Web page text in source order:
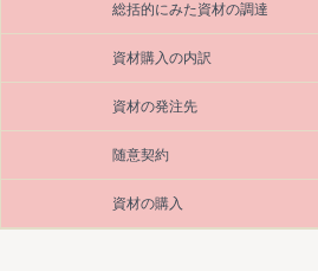
総括的にみた資材の調達
資材購入の内訳
資材の発注先
随意契約
資材の購入